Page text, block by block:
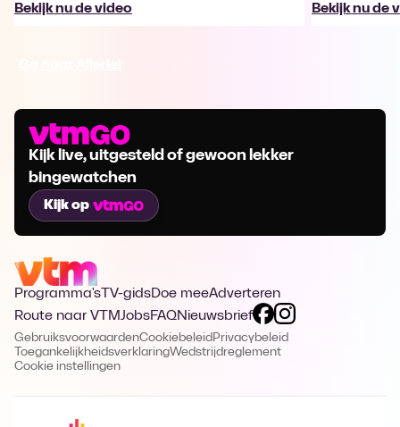
Bekijk nu de video Bekijk nu de
Kijk live, uitgesteld of gewoon lekker
bingewatchen
Kijk op
Programma's TV-gidsDoe meeAdverteren
Route naar VTMJobsFAQNieuwsbrief
GebruiksvoorwaardenCookiebeleid Privacybeleid
ToegankelijkheidsverklaringWedstrijdreglement
Cookie instellingen